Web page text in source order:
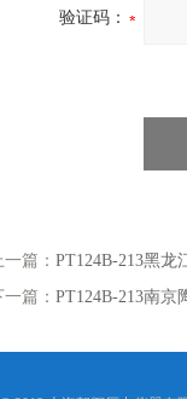
验证码：
一篇： PT124B-213黑
一篇： PT124B-213南